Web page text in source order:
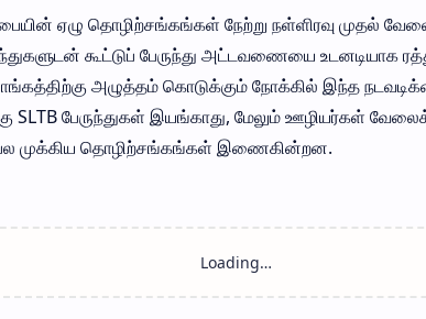
ஏழு தொழிற்சங்கங்கள் நேற்று நள்ளிரவு முதல்
கூட்டுப் பேருந்து அட்டவணையை உடனடியாக
அழுத்தம் கொடுக்கும் நோக்கில் இந்த
SLTB பேருந்துகள் இயங்காது, மேலும் ஊழியர்கள்
முக்கிய தொழிற்சங்கங்கள் இணைகின்றன.